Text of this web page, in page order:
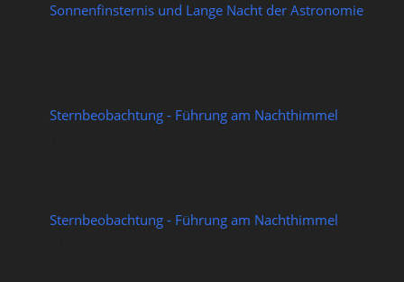
Sonnenfinsternis und Lange Nacht der Astronomie
Sternbeobachtung - Führung am Nachthimmel
Sternbeobachtung - Führung am Nachthimmel